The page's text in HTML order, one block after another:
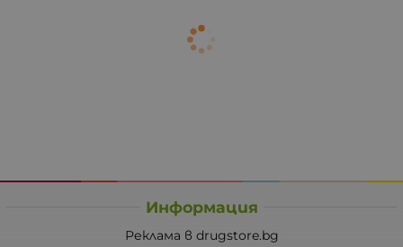
Информация
Реклама в drugstore.bg